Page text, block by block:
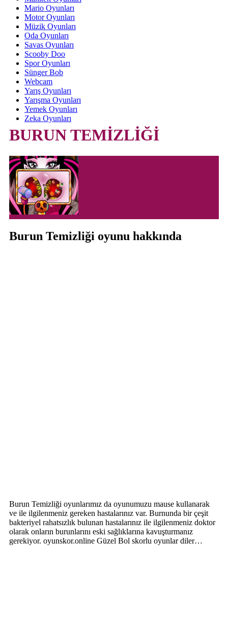
Mario Oyunları
Motor Oyunları
Müzik Oyunları
Oda Oyunları
Savas Oyunları
Scooby Doo
Spor Oyunları
Sünger Bob
Webcam
Yarış Oyunları
Yarışma Oyunları
Yemek Oyunları
Zeka Oyunları
BURUN TEMİZLİĞİ
Burun Temizliği oyunu hakkında
Burun Temizliği oyunlarımız da oyunumuzu mause kullanarak
ve ile ilgilenmeniz gereken hastalarınız var. Burnunda bir çeşit
bakteriyel rahatsızlık bulunan hastalarınız ile ilgilenmeniz doktor
olarak onların burunlarını eski sağlıklarına kavuşturmanız
gerekiyor. oyunskor.online Güzel Bol skorlu oyunlar diler…